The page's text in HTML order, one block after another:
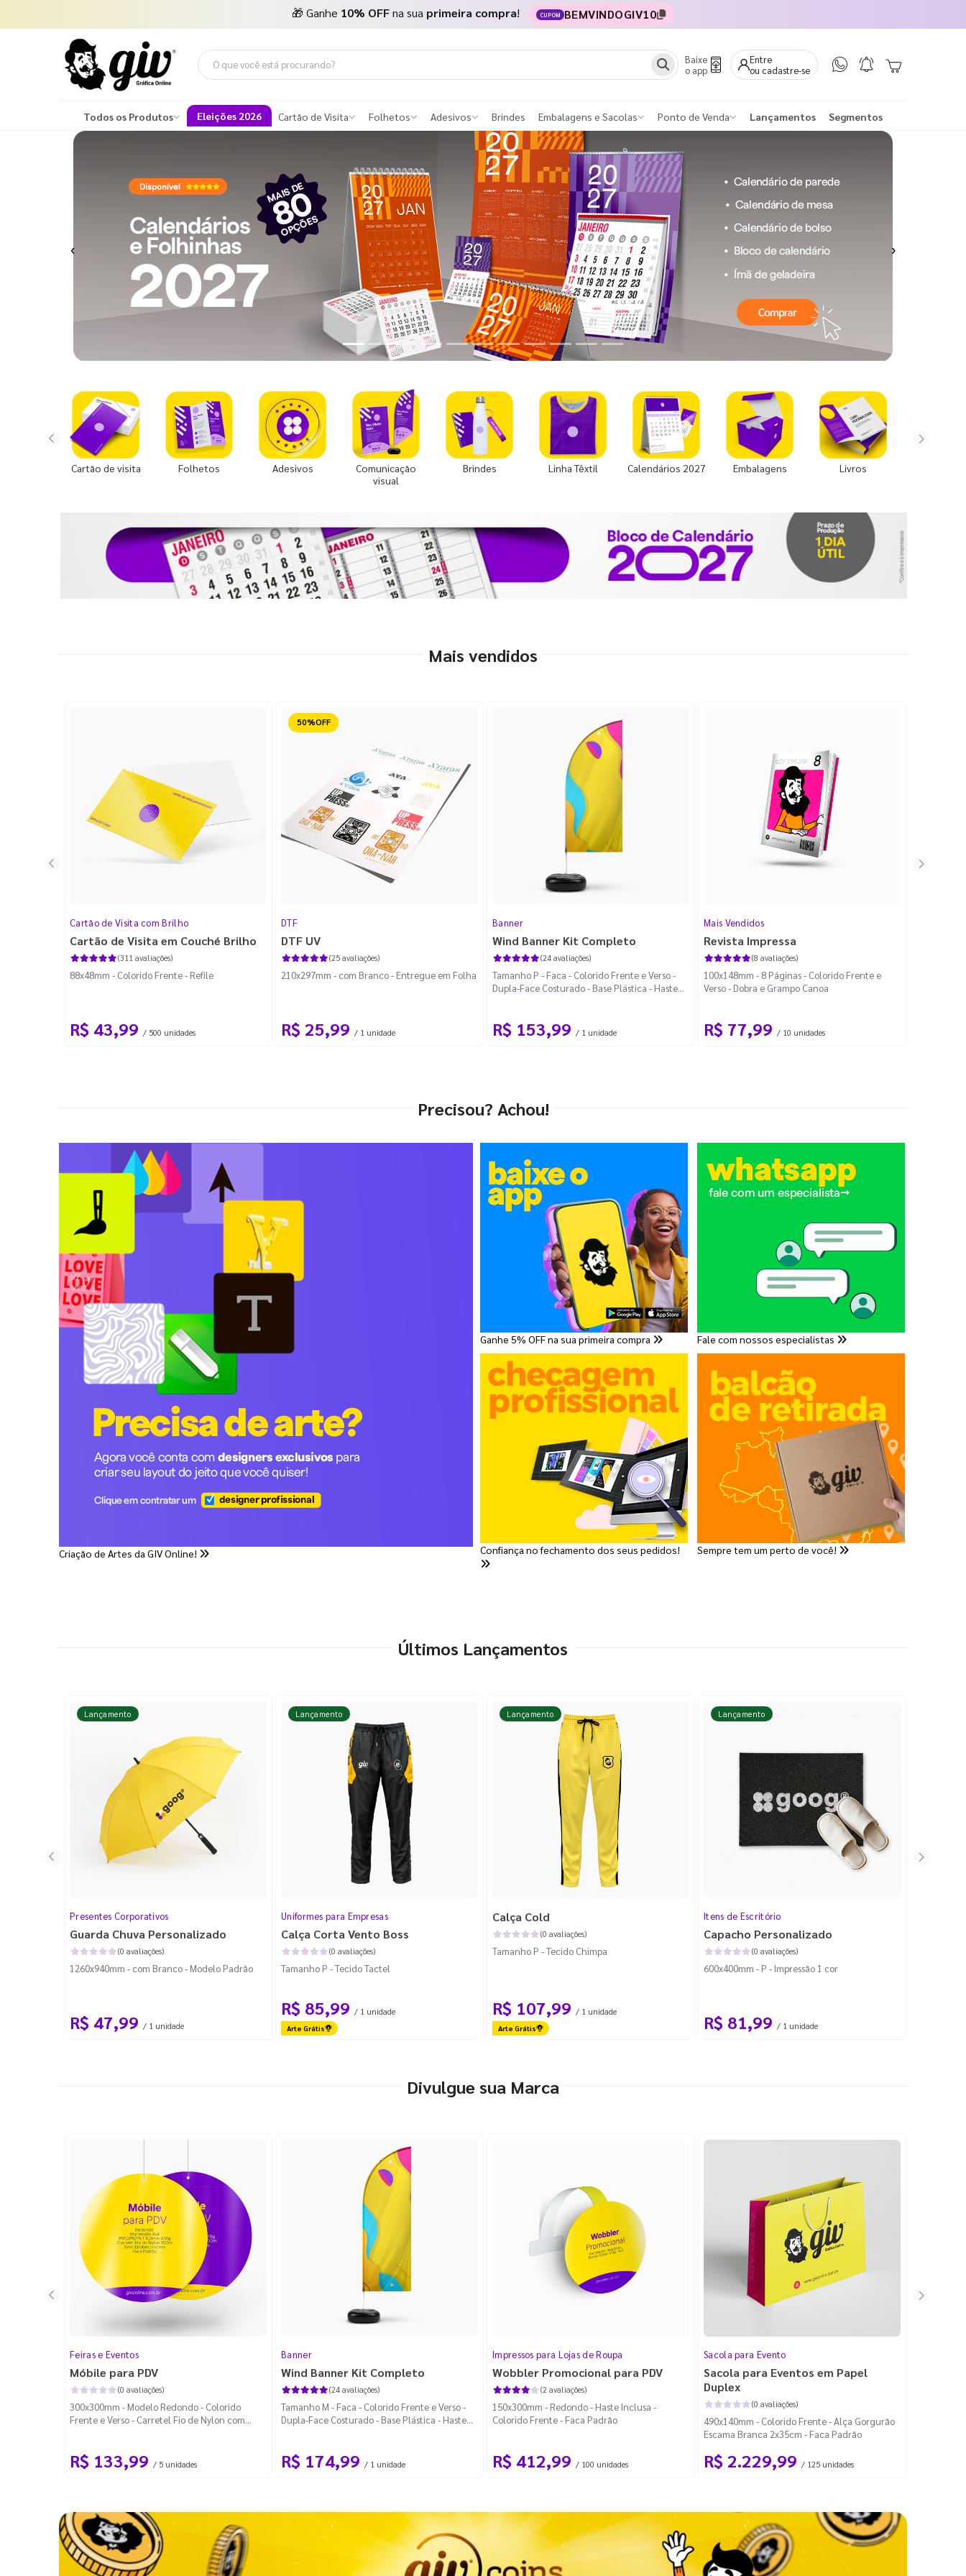
🎁 Ganhe 10% OFFna sua primeira compra! CUPOM BEMVINDOGIV10
Baixe
o app
Entre
ou cadastre-se
Todos os Produtos Eleições 2026 Cartão de Visita Folhetos Adesivos Brindes Embalagens e Sacolas Ponto de Venda Lançamentos Segmentos
Previous Next
Cartão de visita Folhetos Adesivos
Comunicação
visual
Brindes Linha Têxtil Calendários 2027 Embalagens Livros
Mais vendidos
Cartão de Visita com Brilho
Cartão de Visita em Couché Brilho
(311 avaliações)
88x48mm - Colorido Frente - Refile
R$ 43,99 / 500 unidades
Reduzido
DTF
DTF UV
(25 avaliações)
210x297mm - com Branco - Entregue em Folha
R$ 25,99 / 1 unidade
Banner
Wind Banner Kit Completo
(24 avaliações)
Tamanho P - Faca - Colorido Frente e Verso -
Dupla-Face Costurado - Base Plástica - Haste
R$ 153,99 / 1 unidade
Mais Vendidos
Revista Impressa
(8 avaliações)
100x148mm - 8 Páginas - Colorido Frente e
Verso - Dobra e Grampo Canoa
R$ 77,99 / 10 unidades
Precisou? Achou!
Criação de Artes da GIV Online!
Ganhe 5% OFF na sua primeira compra
Confiança no fechamento dos seus pedidos!
Fale com nossos especialistas
Sempre tem um perto de você!
Últimos Lançamentos
Lançamento
Presentes Corporativos
Guarda Chuva Personalizado
(0 avaliações)
1260x940mm - com Branco - Modelo Padrão
R$ 47,99 / 1 unidade
Lançamento
Uniformes para Empresas
Calça Corta Vento Boss
(0 avaliações)
Tamanho P - Tecido Tactel
R$ 85,99 / 1 unidade
Arte Grátis
Lançamento
Calça Cold
(0 avaliações)
Tamanho P - Tecido Chimpa
R$ 107,99 / 1 unidade
Arte Grátis
Lançamento
Itens de Escritório
Capacho Personalizado
(0 avaliações)
600x400mm - P - Impressão 1 cor
R$ 81,99 / 1 unidade
Divulgue sua Marca
Feiras e Eventos
Móbile para PDV
(0 avaliações)
300x300mm - Modelo Redondo - Colorido
Frente e Verso - Carretel Fio de Nylon com
R$ 133,99 / 5 unidades
Banner
Wind Banner Kit Completo
(24 avaliações)
Tamanho M - Faca - Colorido Frente e Verso -
Dupla-Face Costurado - Base Plástica - Haste
R$ 174,99 / 1 unidade
Impressos para Lojas de Roupa
Wobbler Promocional para PDV
(2 avaliações)
150x300mm - Redondo - Haste Inclusa -
Colorido Frente - Faca Padrão
R$ 412,99 / 100 unidades
Sacola para Evento
Sacola para Eventos em Papel
Duplex
(0 avaliações)
490x140mm - Colorido Frente - Alça Gorgurão
Escama Branca 2x35cm - Faca Padrão
R$ 2.229,99 / 125 unidades